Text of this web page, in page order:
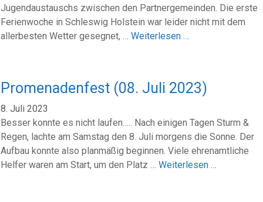
Jugendaustauschs zwischen den Partnergemeinden. Die erste
Ferienwoche in Schleswig Holstein war leider nicht mit dem
allerbesten Wetter gesegnet, … Weiterlesen …
Promenadenfest (08. Juli 2023)
8. Juli 2023
Besser konnte es nicht laufen….. Nach einigen Tagen Sturm &
Regen, lachte am Samstag den 8. Juli morgens die Sonne. Der
Aufbau konnte also planmäßig beginnen. Viele ehrenamtliche
Helfer waren am Start, um den Platz … Weiterlesen …